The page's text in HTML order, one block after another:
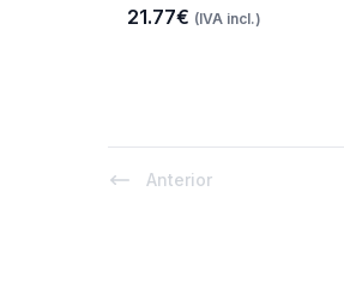
21.77€ (IVA incl.)
Anterior